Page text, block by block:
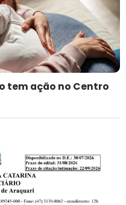
tem ação no Centro